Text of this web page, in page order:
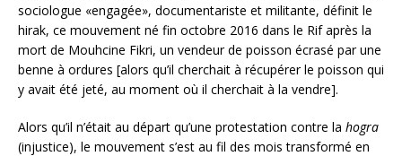
sociologue «engagée», documentariste et militante, définit le
hirak, ce mouvement né fin octobre 2016 dans le Rif après la
mort de Mouhcine Fikri, un vendeur de poisson écrasé par une
benne à ordures [alors qu’il cherchait à récupérer le poisson qui
y avait été jeté, au moment où il cherchait à la vendre].
Alors qu’il n’était au départ qu’une protestation contre la hogra
(injustice), le mouvement s’est au fil des mois transformé en